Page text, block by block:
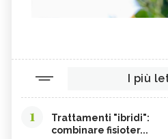
I più
1
Trattamenti "ibridi":
combinare fisioter...